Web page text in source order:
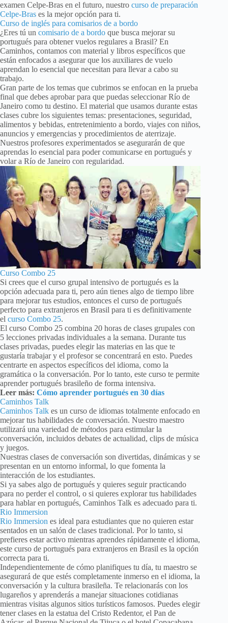
examen Celpe-Bras en el futuro, nuestro curso de preparación
Celpe-Bras es la mejor opción para ti.
Curso de inglés para comisarios de a bordo
¿Eres tú un comisario de a bordo que busca mejorar su
portugués para obtener vuelos regulares a Brasil? En
Caminhos, contamos con material y libros específicos que
están enfocados a asegurar que los auxiliares de vuelo
aprendan lo esencial que necesitan para llevar a cabo su
trabajo.
Gran parte de los temas que cubrimos se enfocan en la prueba
final que debes aprobar para que puedas seleccionar Río de
Janeiro como tu destino. El material que usamos durante estas
clases cubre los siguientes temas: presentaciones, seguridad,
alimentos y bebidas, entretenimiento a bordo, viajes con niños,
anuncios y emergencias y procedimientos de aterrizaje.
Nuestros profesores experimentados se asegurarán de que
aprendas lo esencial para poder comunicarse en portugués y
volar a Río de Janeiro con regularidad.
Curso Combo 25
Si crees que el curso grupal intensivo de portugués es la
opción adecuada para ti, pero aún tienes algo de tiempo libre
para mejorar tus estudios, entonces el curso de portugués
perfecto para extranjeros en Brasil para ti es definitivamente
el curso Combo 25.
El curso Combo 25 combina 20 horas de clases grupales con
5 lecciones privadas individuales a la semana. Durante tus
clases privadas, puedes elegir las materias en las que te
gustaría trabajar y el profesor se concentrará en esto. Puedes
centrarte en aspectos específicos del idioma, como la
gramática o la conversación. Por lo tanto, este curso te permite
aprender portugués brasileño de forma intensiva.
Leer más: Cómo aprender portugués en 30 días
Caminhos Talk
Caminhos Talk es un curso de idiomas totalmente enfocado en
mejorar tus habilidades de conversación. Nuestro maestro
utilizará una variedad de métodos para estimular la
conversación, incluidos debates de actualidad, clips de música
y juegos.
Nuestras clases de conversación son divertidas, dinámicas y se
presentan en un entorno informal, lo que fomenta la
interacción de los estudiantes.
Si ya sabes algo de portugués y quieres seguir practicando
para no perder el control, o si quieres explorar tus habilidades
para hablar en portugués, Caminhos Talk es adecuado para ti.
Rio Immersion
Rio Immersion es ideal para estudiantes que no quieren estar
sentados en un salón de clases tradicional. Por lo tanto, si
prefieres estar activo mientras aprendes rápidamente el idioma,
este curso de portugués para extranjeros en Brasil es la opción
correcta para ti.
Independientemente de cómo planifiques tu día, tu maestro se
asegurará de que estés completamente inmerso en el idioma, la
conversación y la cultura brasileña. Te relacionarás con los
lugareños y aprenderás a manejar situaciones cotidianas
mientras visitas algunos sitios turísticos famosos. Puedes elegir
tener clases en la estatua del Cristo Redentor, el Pan de